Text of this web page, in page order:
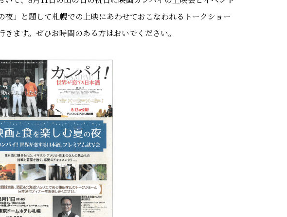
」と題して札幌での上映にあわせておこなわれるトークショー
ます。ぜひお時間のある方はおいでください。